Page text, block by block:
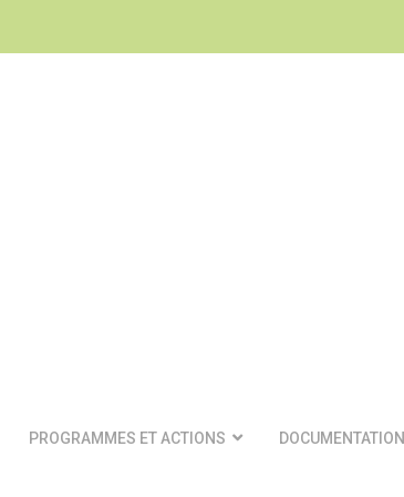
PROGRAMMES ET ACTIONS DOCUMENTATION